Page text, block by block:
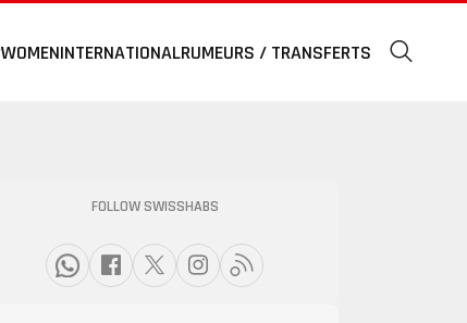
WOMENINTERNATIONALRUMEURS / TRANSFERTS
FOLLOW SWISSHABS